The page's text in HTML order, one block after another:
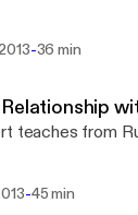
-36 min
teaches from
-45 min